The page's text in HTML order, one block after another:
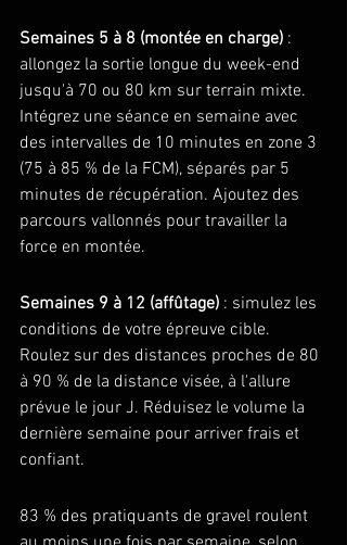
Semaines 5 à 8 (montée en charge) :
allongez la sortie longue du week-end
jusqu'à 70 ou 80 km sur terrain mixte.
Intégrez une séance en semaine avec
des intervalles de 10 minutes en zone 3
(75 à 85 % de la FCM), séparés par 5
minutes de récupération. Ajoutez des
parcours vallonnés pour travailler la
force en montée.
Semaines 9 à 12 (affûtage) : simulez les
conditions de votre épreuve cible.
Roulez sur des distances proches de 80
à 90 % de la distance visée, à l'allure
prévue le jour J. Réduisez le volume la
dernière semaine pour arriver frais et
confiant.
83 % des pratiquants de gravel roulent